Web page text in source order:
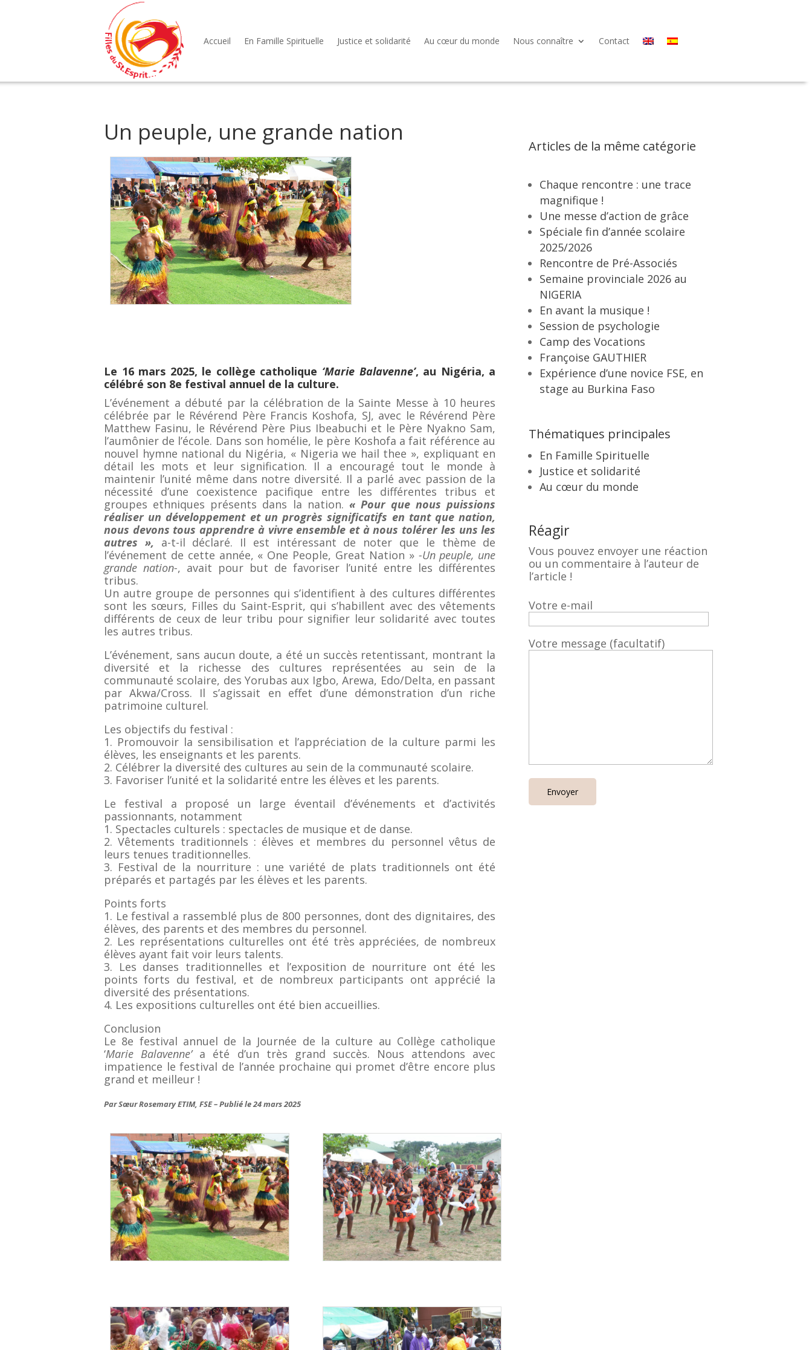
Accueil En Famille Spirituelle Justice et solidarité Au cœur du monde Nous connaître Contact
Un peuple, une grande nation
Le 16 mars 2025, le collège catholique ‘Marie Balavenne’, au Nigéria, a
célébré son 8e festival annuel de la culture.
L’événement a débuté par la célébration de la Sainte Messe à 10 heures
célébrée par le Révérend Père Francis Koshofa, SJ, avec le Révérend Père
Matthew Fasinu, le Révérend Père Pius Ibeabuchi et le Père Nyakno Sam,
l’aumônier de l’école. Dans son homélie, le père Koshofa a fait référence au
nouvel hymne national du Nigéria, « Nigeria we hail thee », expliquant en
détail les mots et leur signification. Il a encouragé tout le monde à
maintenir l’unité même dans notre diversité. Il a parlé avec passion de la
nécessité d’une coexistence pacifique entre les différentes tribus et
groupes ethniques présents dans la nation. « Pour que nous puissions
réaliser un développement et un progrès significatifs en tant que nation,
nous devons tous apprendre à vivre ensemble et à nous tolérer les uns les
autres », a-t-il déclaré. Il est intéressant de noter que le thème de
l’événement de cette année, « One People, Great Nation » -Un peuple, une
grande nation-, avait pour but de favoriser l’unité entre les différentes
tribus.
Un autre groupe de personnes qui s’identifient à des cultures différentes
sont les sœurs, Filles du Saint-Esprit, qui s’habillent avec des vêtements
différents de ceux de leur tribu pour signifier leur solidarité avec toutes
les autres tribus.
L’événement, sans aucun doute, a été un succès retentissant, montrant la
diversité et la richesse des cultures représentées au sein de la
communauté scolaire, des Yorubas aux Igbo, Arewa, Edo/Delta, en passant
par Akwa/Cross. Il s’agissait en effet d’une démonstration d’un riche
patrimoine culturel.
Les objectifs du festival :
1. Promouvoir la sensibilisation et l’appréciation de la culture parmi les
élèves, les enseignants et les parents.
2. Célébrer la diversité des cultures au sein de la communauté scolaire.
3. Favoriser l’unité et la solidarité entre les élèves et les parents.
Le festival a proposé un large éventail d’événements et d’activités
passionnants, notamment
1. Spectacles culturels : spectacles de musique et de danse.
2. Vêtements traditionnels : élèves et membres du personnel vêtus de
leurs tenues traditionnelles.
3. Festival de la nourriture : une variété de plats traditionnels ont été
préparés et partagés par les élèves et les parents.
Points forts
1. Le festival a rassemblé plus de 800 personnes, dont des dignitaires, des
élèves, des parents et des membres du personnel.
2. Les représentations culturelles ont été très appréciées, de nombreux
élèves ayant fait voir leurs talents.
3. Les danses traditionnelles et l’exposition de nourriture ont été les
points forts du festival, et de nombreux participants ont apprécié la
diversité des présentations.
4. Les expositions culturelles ont été bien accueillies.
Conclusion
Le 8e festival annuel de la Journée de la culture au Collège catholique
‘Marie Balavenne’a été d’un très grand succès. Nous attendons avec
impatience le festival de l’année prochaine qui promet d’être encore plus
grand et meilleur !
Par Sœur Rosemary ETIM, FSE – Publié le 24 mars 2025
Articles de la même catégorie
Chaque rencontre : une trace
magnifique !
Une messe d’action de grâce
Spéciale fin d’année scolaire
2025/2026
Rencontre de Pré-Associés
Semaine provinciale 2026 au
NIGERIA
En avant la musique !
Session de psychologie
Camp des Vocations
Françoise GAUTHIER
Expérience d’une novice FSE, en
stage au Burkina Faso
Thématiques principales
En Famille Spirituelle
Justice et solidarité
Au cœur du monde
Réagir
Vous pouvez envoyer une réaction
ou un commentaire à l’auteur de
l’article !
Votre e-mail
Votre message (facultatif)